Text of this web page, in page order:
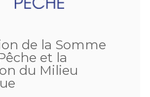
de la Somme
et la
du Milieu